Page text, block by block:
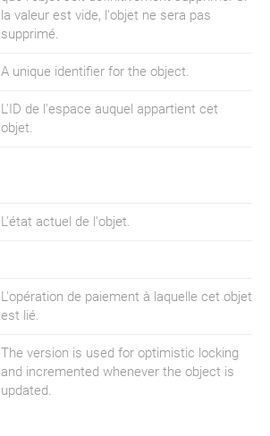
la valeur est vide, l'objet ne sera pas
supprimé.
A unique identifier for the object.
L'ID de l'espace auquel appartient cet
objet.
L'état actuel de l'objet.
L'opération de paiement à laquelle cet objet
est lié.
The version is used for optimistic locking
and incremented whenever the object is
updated.